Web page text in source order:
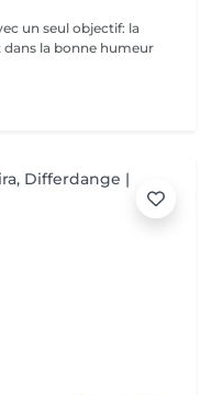
un seul objectif: la
dans la bonne humeur